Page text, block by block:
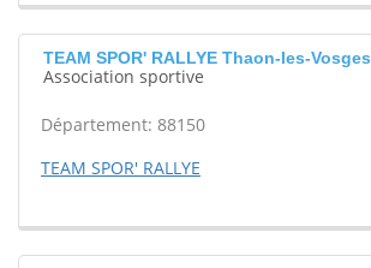
TEAM SPOR' RALLYE Thaon-les-Vosges
Association sportive
Département: 88150
TEAM SPOR' RALLYE